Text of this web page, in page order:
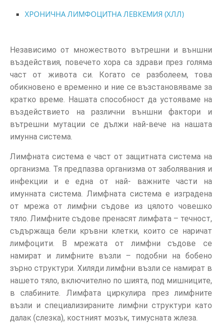
ХРОНИЧНА ЛИМФОЦИТНА ЛЕВКЕМИЯ (ХЛЛ)
Независимо от множеството вътрешни и външни
въздействия, повечето хора са здрави през голяма
част от живота си. Когато се разболеем, това
обикновено е временно и ние се възстановяваме за
кратко време. Нашата способност да устояваме на
въздействието на различни външни фактори и
вътрешни мутации се дължи най-вече на нашата
имунна система.
Лимфната система е част от защитната система на
организма. Тя предпазва организма от заболявания и
инфекции и е една от най- важните части на
имунната система. Лимфната система е изградена
от мрежа от лимфни съдове из цялото човешко
тяло. Лимфните съдове пренасят лимфата – течност,
съдържаща бели кръвни клетки, които се наричат
лимфоцити. В мрежата от лимфни съдове се
намират и лимфните възли – подобни на бобено
зърно структури. Хиляди лимфни възли се намират в
нашето тяло, включително по шията, под мишниците,
в слабините. Лимфата циркулира през лимфните
възли и специализираните лимфни структури като
далак (слезка), костният мозък, тимусната жлеза.